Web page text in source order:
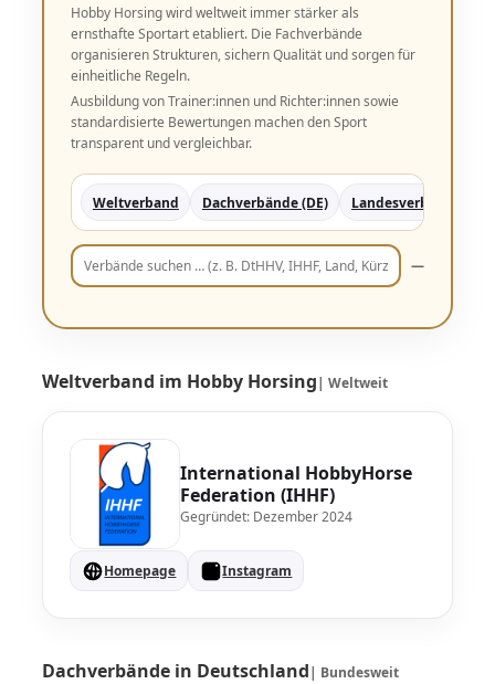
Hobby Horsing wird weltweit immer stärker als
ernsthafte Sportart etabliert. Die Fachverbände
organisieren Strukturen, sichern Qualität und sorgen für
einheitliche Regeln.
Ausbildung von Trainer:innen und Richter:innen sowie
standardisierte Bewertungen machen den Sport
transparent und vergleichbar.
Weltverband Dachverbände (DE) Landesverbände (DE)
—
Weltverband im Hobby Horsing| Weltweit
International HobbyHorse
Federation (IHHF)
Gegründet: Dezember 2024
Homepage Instagram
Dachverbände in Deutschland| Bundesweit